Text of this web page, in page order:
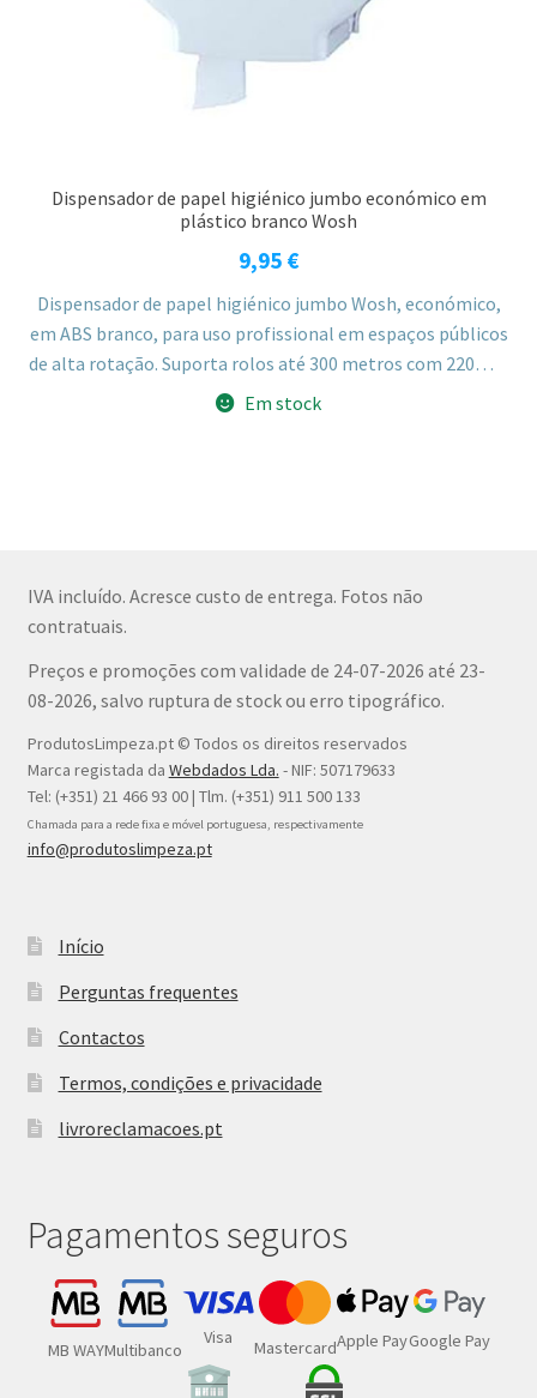
Dispensador de papel higiénico jumbo económico em
plástico branco Wosh
9,95 €
Dispensador de papel higiénico jumbo Wosh, económico,
em ABS branco, para uso profissional em espaços públicos
de alta rotação. Suporta rolos até 300 metros com 220mm
de diâmetro máximo.
Em stock
IVA incluído. Acresce custo de entrega. Fotos não
contratuais.
Preços e promoções com validade de 24-07-2026 até 23-
08-2026, salvo ruptura de stock ou erro tipográfico.
ProdutosLimpeza.pt © Todos os direitos reservados
Marca registada da Webdados Lda. - NIF: 507179633
Tel: (+351) 21 466 93 00 | Tlm. (+351) 911 500 133
Chamada para a rede fixa e móvel portuguesa, respectivamente
info@produtoslimpeza.pt
Início
Perguntas frequentes
Contactos
Termos, condições e privacidade
livroreclamacoes.pt
Pagamentos seguros
MB WAYMultibanco
Visa MastercardApple PayGoogle Pay